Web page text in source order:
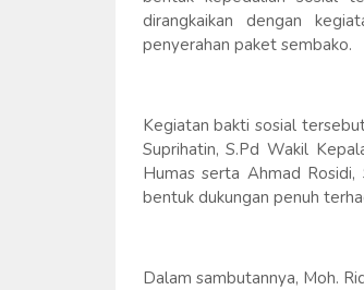
dirangkaikan dengan
penyerahan paket sembako.
Kegiatan bakti sosial
Suprihatin, S.Pd Wakil
Humas serta Ahmad Rosidi,
bentuk dukungan penuh
Dalam sambutannya, Moh.